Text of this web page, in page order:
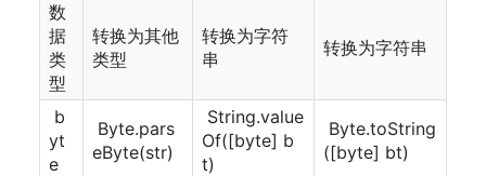
数
据
类
型
转换为其他
类型
转换为字符
串
转换为字符串
b
yt
e
Byte.pars
eByte(str)
String.value
Of([byte] b
t)
Byte.toString
([byte] bt)